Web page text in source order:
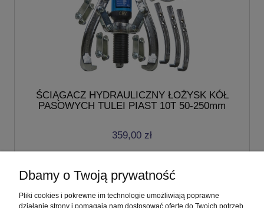
ŚCIĄGACZ HYDRAULICZNY ŁOŻYSK KÓŁ
PASOWYCH TULEI PIAST 10T 50-250mm
359,00 zł
Dbamy o Twoją prywatność
Pliki cookies i pokrewne im technologie umożliwiają poprawne
działanie strony i pomagają nam dostosować ofertę do Twoich potrzeb.